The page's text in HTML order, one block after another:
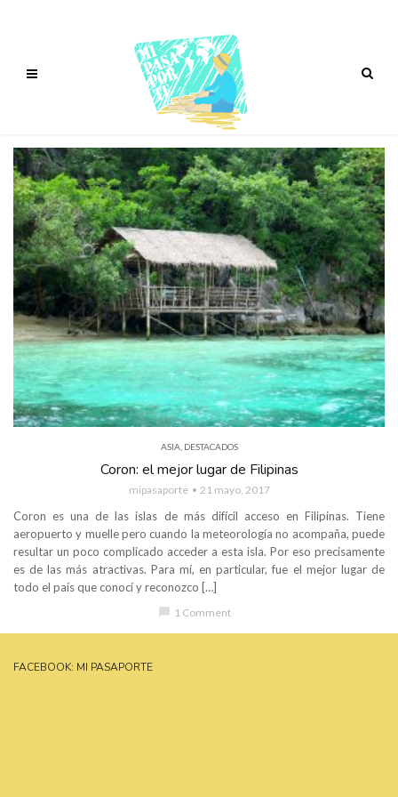
ASIA, DESTACADOS
Coron: el mejor lugar de Filipinas
mipasaporte 21 mayo, 2017
Coron es una de las islas de más difícil acceso en Filipinas. Tiene
aeropuerto y muelle pero cuando la meteorología no acompaña, puede
resultar un poco complicado acceder a esta isla. Por eso precisamente
es de las más atractivas. Para mí, en particular, fue el mejor lugar de
todo el país que conocí y reconozco […]
1 Comment
FACEBOOK: MI PASAPORTE